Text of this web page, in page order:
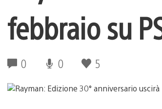
febbraio su
0 0 5